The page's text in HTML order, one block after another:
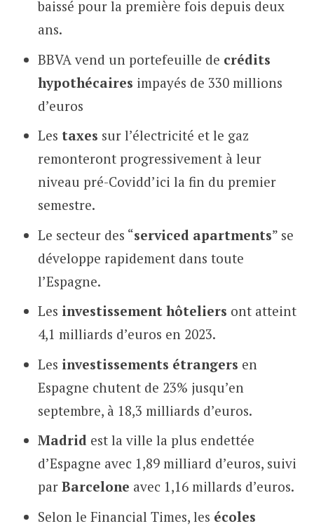
baissé pour la première fois depuis deux
ans.
BBVA vend un portefeuille de crédits
hypothécaires impayés de 330 millions
d’euros
Les taxes sur l’électricité et le gaz
remonteront progressivement à leur
niveau pré-Covidd’ici la fin du premier
semestre.
Le secteur des “serviced apartments” se
développe rapidement dans toute
l’Espagne.
Les investissement hôteliers ont atteint
4,1 milliards d’euros en 2023.
Les investissements étrangers en
Espagne chutent de 23% jusqu’en
septembre, à 18,3 milliards d’euros.
Madrid est la ville la plus endettée
d’Espagne avec 1,89 milliard d’euros, suivi
par Barcelone avec 1,16 millards d’euros.
Selon le Financial Times, les écoles